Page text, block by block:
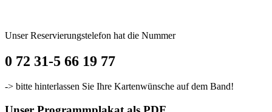
Unser Reservierungstelefon hat die Nummer
0 72 31-5 66 19 77
-> bitte hinterlassen Sie Ihre Kartenwünsche auf dem Band!